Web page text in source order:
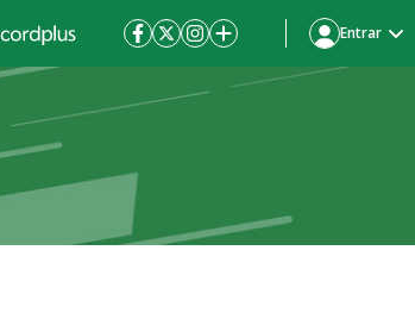
Entrar